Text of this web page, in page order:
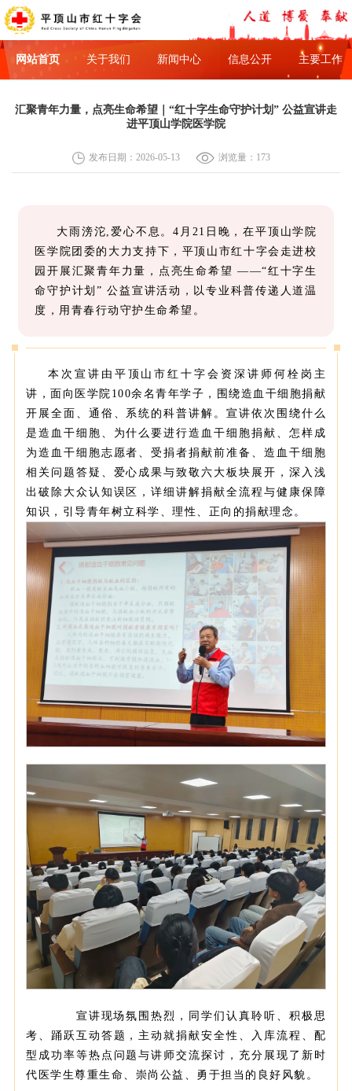
网站首页 关于我们 新闻中心 信息公开 主要工作
汇聚青年力量，点亮生命希望｜“红十字生命守护计划” 公益宣讲走
进平顶山学院医学院
发布日期：2026-05-13 浏览量：173
大雨滂沱,爱心不息。4月21日晚，在平顶山学院
医学院团委的大力支持下，平顶山市红十字会走进校
园开展汇聚青年力量，点亮生命希望 ——“红十字生
命守护计划” 公益宣讲活动，以专业科普传递人道温
度，用青春行动守护生命希望。
本次宣讲由平顶山市红十字会资深讲师何栓岗主
讲，面向医学院100余名青年学子，围绕造血干细胞捐献
开展全面、通俗、系统的科普讲解。宣讲依次围绕什么
是造血干细胞、为什么要进行造血干细胞捐献、怎样成
为造血干细胞志愿者、受捐者捐献前准备、造血干细胞
相关问题答疑、爱心成果与致敬六大板块展开，深入浅
出破除大众认知误区，详细讲解捐献全流程与健康保障
知识，引导青年树立科学、理性、正向的捐献理念。
宣讲现场氛围热烈，同学们认真聆听、积极思
考、踊跃互动答题，主动就捐献安全性、入库流程、配
型成功率等热点问题与讲师交流探讨，充分展现了新时
代医学生尊重生命、崇尚公益、勇于担当的良好风貌。